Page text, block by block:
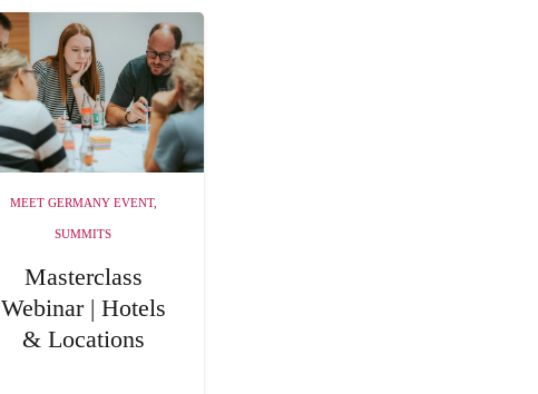
MEET GERMANY EVENT,
SUMMITS
Masterclass
Webinar | Hotels
& Locations